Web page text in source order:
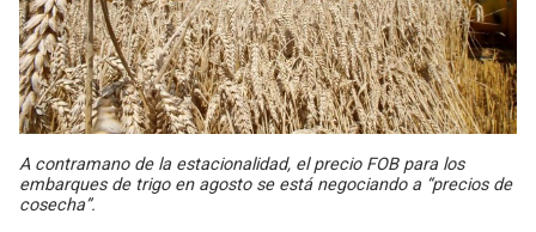
A contramano de la estacionalidad, el precio FOB para los
embarques de trigo en agosto se está negociando a “precios de
cosecha”.